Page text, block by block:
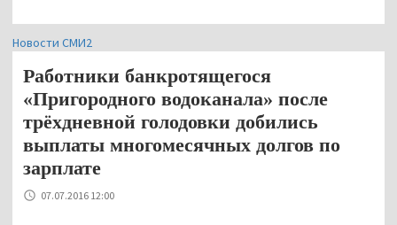
Новости СМИ2
Работники банкротящегося
«Пригородного водоканала» после
трёхдневной голодовки добились
выплаты многомесячных долгов по
зарплате
07.07.2016 12:00